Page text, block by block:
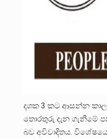
දශක 3 කට ආසන්න
තොරතුරු දැන ගැනීමේ
බව අවිවාදිතය.